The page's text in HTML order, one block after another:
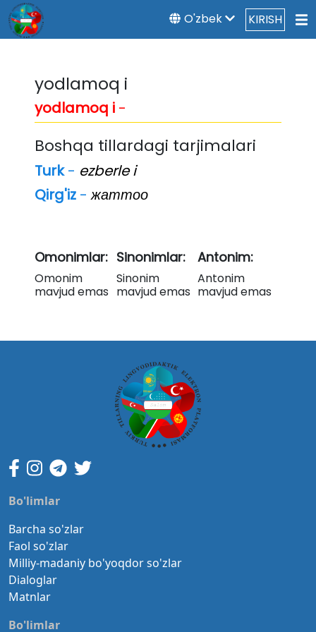
O'zbek KIRISH
yodlamoq i
yodlamoq i -
Boshqa tillardagi tarjimalari
Turk- ezberle i
Qirg'iz -жаттоо
Omonimlar:
Omonim
mavjud emas
Sinonimlar:
Sinonim
mavjud emas
Antonim:
Antonim
mavjud emas
Bo'limlar
Barcha so'zlar
Faol so'zlar
Milliy-madaniy bo'yoqdor so'zlar
Dialoglar
Matnlar
Bo'limlar